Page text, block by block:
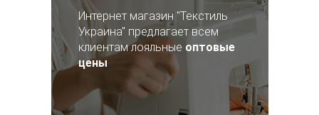
Интернет магазин "Текстиль
Украина" предлагает всем
клиентам лояльные оптовые
цены